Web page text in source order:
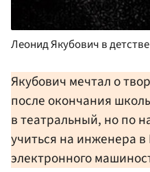
Леонид Якубович в детстве
Якубович мечтал о
после окончания
в театральный, но по
учиться на инженера
электронного